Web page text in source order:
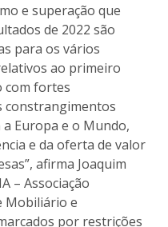
e superação que
de 2022 são
para os vários
ao primeiro
com fortes
constrangimentos
Europa e o Mundo,
e da oferta de valor
afirma Joaquim
– Associação
Mobiliário e
por restrições